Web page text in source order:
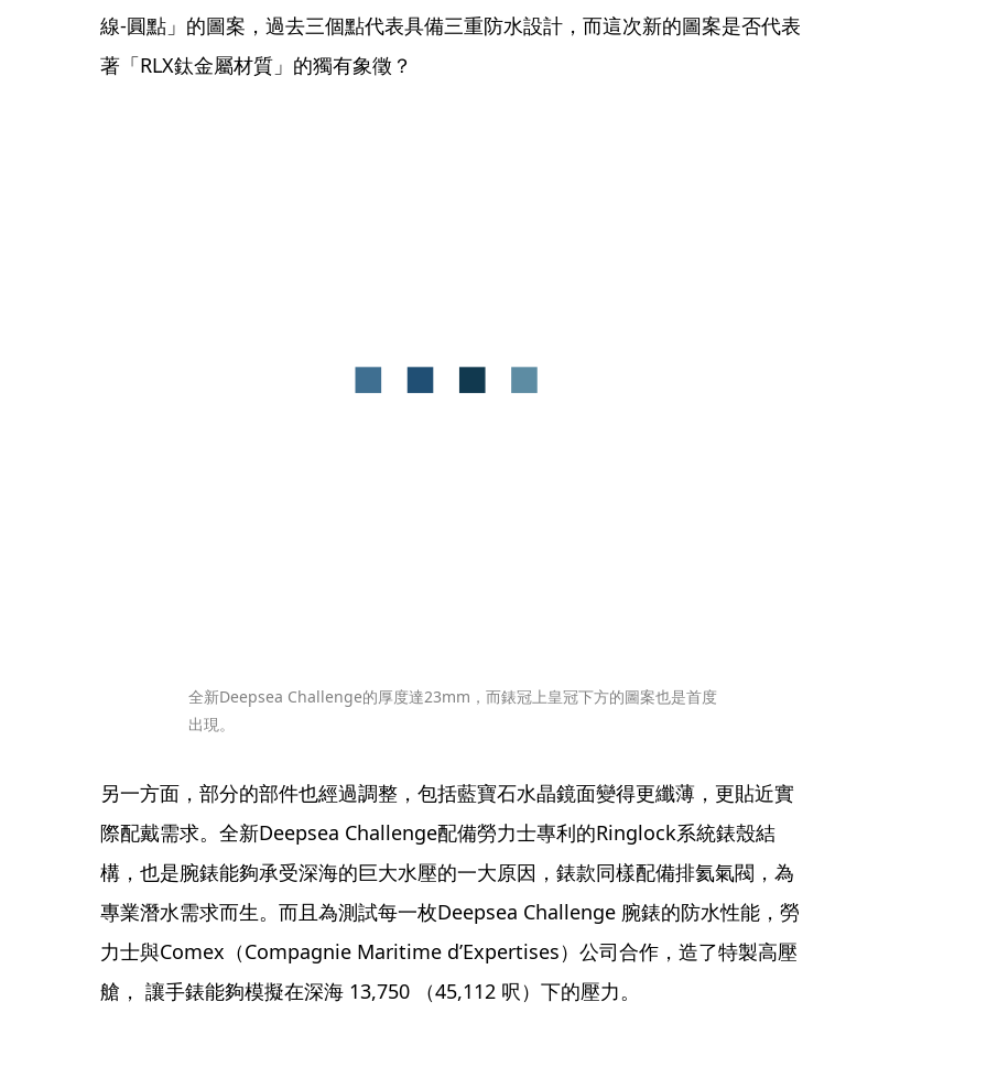
線-圓點」的圖案，過去三個點代表具備三重防水設計，而這次新的圖案是否代表
著「RLX鈦金屬材質」的獨有象徵？
全新Deepsea Challenge的厚度達23mm，而錶冠上皇冠下方的圖案也是首度
出現。
另一方面，部分的部件也經過調整，包括藍寶石水晶鏡面變得更纖薄，更貼近實
際配戴需求。全新Deepsea Challenge配備勞力士專利的Ringlock系統錶殼結
構，也是腕錶能夠承受深海的巨大水壓的一大原因，錶款同樣配備排氦氣閥，為
專業潛水需求而生。而且為測試每一枚Deepsea Challenge 腕錶的防水性能，勞
力士與Comex（Compagnie Maritime d’Expertises）公司合作，造了特製高壓
艙， 讓手錶能夠模擬在深海 13,750 （45,112 呎）下的壓力。